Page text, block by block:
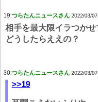
19:つらたんニュースさん 2022/03/
相手を最大限イラつか
どうしたらええの？
30:つらたんニュースさん 2022/03/
>>19